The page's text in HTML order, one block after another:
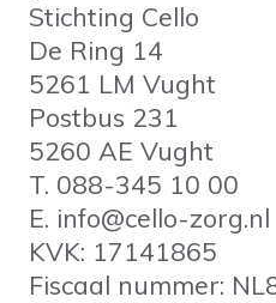
werkenbijcello.nl
contact
Woonvormen
Stichting Cello
De Ring 14
5261 LM Vught
Postbus 231
5260 AE Vught
T. 088-345 10 00
E. info@cello-zorg.nl
KVK: 17141865
Fiscaal nummer: